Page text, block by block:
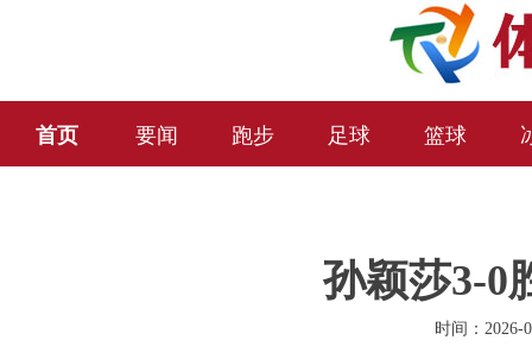
首页 要闻 跑步 足球 篮球
孙颖莎3-0
时间：2026-